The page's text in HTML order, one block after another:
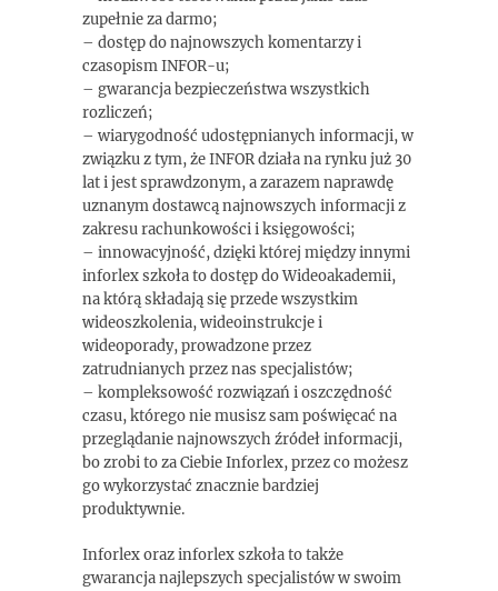
zupełnie za darmo;
– dostęp do najnowszych komentarzy i
czasopism INFOR-u;
– gwarancja bezpieczeństwa wszystkich
rozliczeń;
– wiarygodność udostępnianych informacji, w
związku z tym, że INFOR działa na rynku już 30
lat i jest sprawdzonym, a zarazem naprawdę
uznanym dostawcą najnowszych informacji z
zakresu rachunkowości i księgowości;
– innowacyjność, dzięki której między innymi
inforlex szkoła to dostęp do Wideoakademii,
na którą składają się przede wszystkim
wideoszkolenia, wideoinstrukcje i
wideoporady, prowadzone przez
zatrudnianych przez nas specjalistów;
– kompleksowość rozwiązań i oszczędność
czasu, którego nie musisz sam poświęcać na
przeglądanie najnowszych źródeł informacji,
bo zrobi to za Ciebie Inforlex, przez co możesz
go wykorzystać znacznie bardziej
produktywnie.
Inforlex oraz inforlex szkoła to także
gwarancja najlepszych specjalistów w swoim